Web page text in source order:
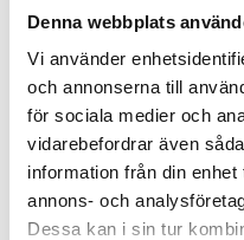
Denna webbplats
Vi använder
och annonserna till
för sociala medier och
vidarebefordrar även
information från din
annons- och
Dessa kan i sin tur
Vad är Attraktionskraft
I satsningen
näringsliv och kommuner
könsfördelningen på
Värmlands framtida
av Region Värmland
Compare och Paper
Tipsa gärna vidare
Nyhetsbrevet om